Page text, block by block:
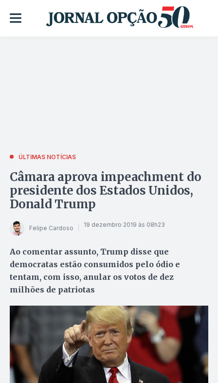
ÚLTIMAS NOTÍCIAS
Câmara aprova impeachment do
presidente dos Estados Unidos,
Donald Trump
Felipe Cardoso 19 dezembro 2019 às 08h23
Ao comentar assunto, Trump disse que
democratas estão consumidos pelo ódio e
tentam, com isso, anular os votos de dez
milhões de patriotas